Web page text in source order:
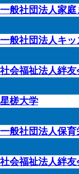
一般社団法人家
一般社団法人キ
社会福祉法人絆友
星槎大学
一般社団法人保
社会福祉法人絆友